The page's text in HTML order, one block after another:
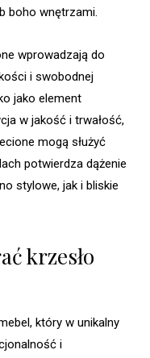
boho wnętrzami.
wprowadzają do
i swobodnej
jako element
w jakość i trwałość,
mogą służyć
potwierdza dążenie
stylowe, jak i bliskie
krzesło
który w unikalny
i